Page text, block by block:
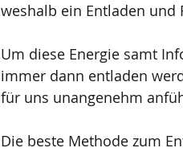
weshalb ein Entladen
Um diese Energie samt
immer dann entladen
für uns unangenehm
Die beste Methode zum